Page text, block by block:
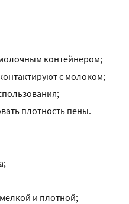
контейнером;
с молоком;
плотность пены.
и плотной;